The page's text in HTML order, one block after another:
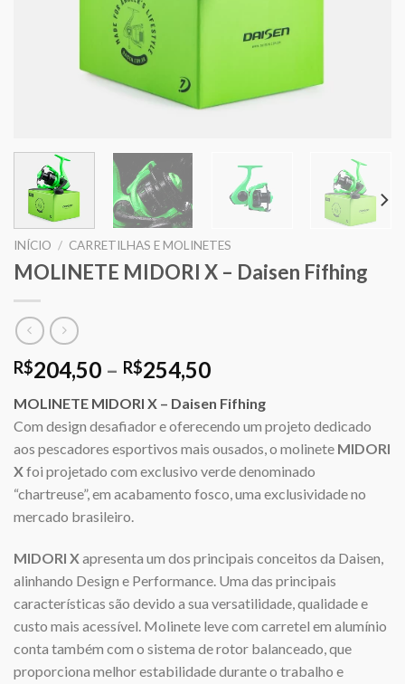
INÍCIO / CARRETILHAS E MOLINETES
MOLINETE MIDORI X – Daisen Fifhing
R$204,50 – R$254,50
MOLINETE MIDORI X – Daisen Fifhing
Com design desafiador e oferecendo um projeto dedicado
aos pescadores esportivos mais ousados, o molinete MIDORI
Xfoi projetado com exclusivo verde denominado
“chartreuse”, em acabamento fosco, uma exclusividade no
mercado brasileiro.
MIDORI Xapresenta um dos principais conceitos da Daisen,
alinhando Design e Performance. Uma das principais
características são devido a sua versatilidade, qualidade e
custo mais acessível. Molinete leve com carretel em alumínio
conta também com o sistema de rotor balanceado, que
proporciona melhor estabilidade durante o trabalho e